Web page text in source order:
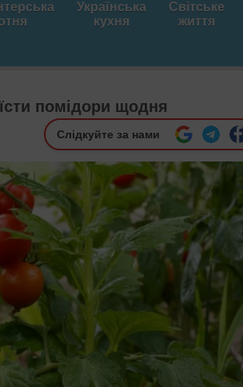
Українська
кухня
Світське
життя
помідори щодня
Слідкуйте за нами